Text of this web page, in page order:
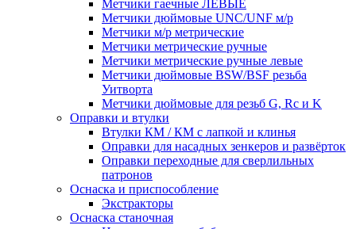
Метчики гаечные ЛЕВЫЕ
Метчики дюймовые UNC/UNF м/р
Метчики м/р метрические
Метчики метрические ручные
Метчики метрические ручные левые
Метчики дюймовые BSW/BSF резьба
Уитворта
Метчики дюймовые для резьб G, Rc и K
Оправки и втулки
Втулки КМ / КМ с лапкой и клинья
Оправки для насадных зенкеров и развёрток
Оправки переходные для сверлильных
патронов
Оснаска и приспособление
Экстракторы
Оснаска станочная